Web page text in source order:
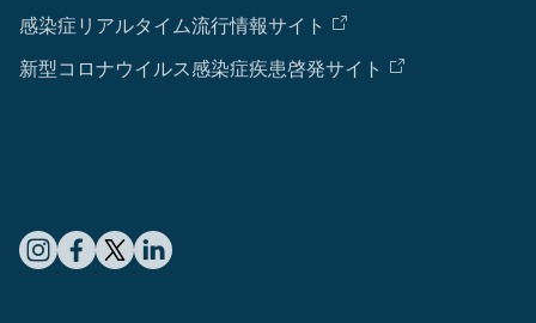
感染症リアルタイム流行情報サイト
新型コロナウイルス感染症疾患啓発サイト